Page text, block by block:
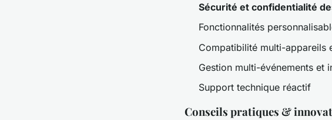
Sécurité et confidentialité
Fonctionnalités
Compatibilité multi-appareils
Gestion multi-événements et
Support technique réactif
Conseils pratiques &